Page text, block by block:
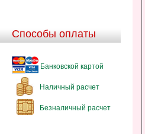
Способы оплаты
Банковской картой
Наличный расчет
Безналичный расчет